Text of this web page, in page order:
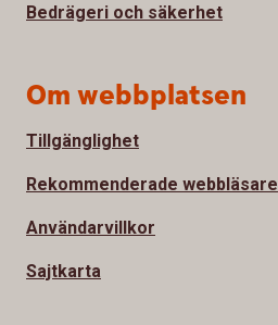
Bedrägeri och säkerhet
Om webbplatsen
Tillgänglighet
Rekommenderade webbläsare
Användarvillkor
Sajtkarta